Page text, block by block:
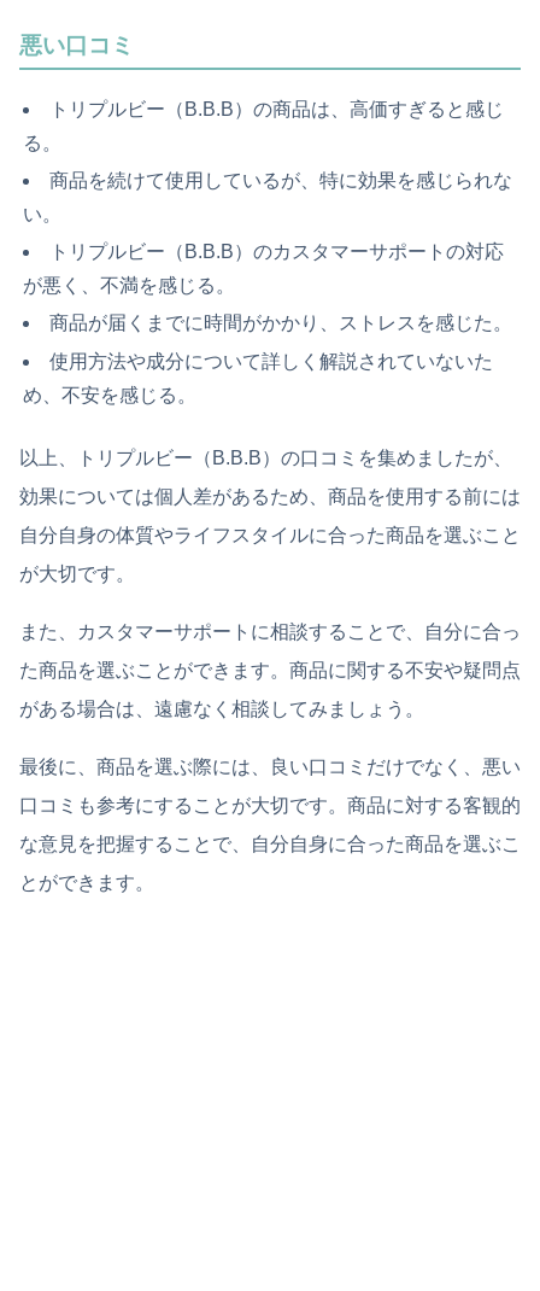
悪い口コミ
トリプルビー（B.B.B）の商品は、高価すぎると感じ
る。
商品を続けて使用しているが、特に効果を感じられな
い。
トリプルビー（B.B.B）のカスタマーサポートの対応
が悪く、不満を感じる。
商品が届くまでに時間がかかり、ストレスを感じた。
使用方法や成分について詳しく解説されていないた
め、不安を感じる。
以上、トリプルビー（B.B.B）の口コミを集めましたが、
効果については個人差があるため、商品を使用する前には
自分自身の体質やライフスタイルに合った商品を選ぶこと
が大切です。
また、カスタマーサポートに相談することで、自分に合っ
た商品を選ぶことができます。商品に関する不安や疑問点
がある場合は、遠慮なく相談してみましょう。
最後に、商品を選ぶ際には、良い口コミだけでなく、悪い
口コミも参考にすることが大切です。商品に対する客観的
な意見を把握することで、自分自身に合った商品を選ぶこ
とができます。